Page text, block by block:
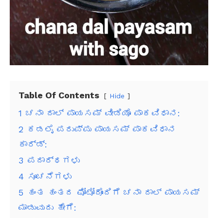
Table Of Contents Hide
1 ಚನಾ ದಾಲ್ ಪಾಯಸಮ್ ವೀಡಿಯೊ ಪಾಕವಿಧಾನ:
2 ಕಡಲೈ ಪರುಪ್ಪು ಪಾಯಸಮ್ ಪಾಕವಿಧಾನ
ಕಾರ್ಡ್:
3 ಪದಾರ್ಥಗಳು
4 ಸೂಚನೆಗಳು
5
ಹಂತ ಹಂತದ ಫೋಟೋದೊಂದಿಗೆ ಚನಾ ದಾಲ್ ಪಾಯಸಮ್
ಮಾಡುವುದು ಹೇಗೆ: